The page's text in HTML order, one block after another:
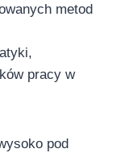
metod
pracy w
pod